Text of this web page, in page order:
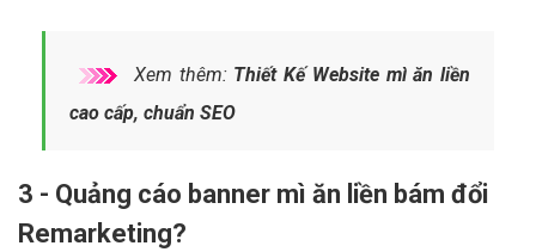
Xem thêm: Thiết Kế Website mì ăn liền
cao cấp, chuẩn SEO
3 - Quảng cáo banner mì ăn liền bám đổi
Remarketing?